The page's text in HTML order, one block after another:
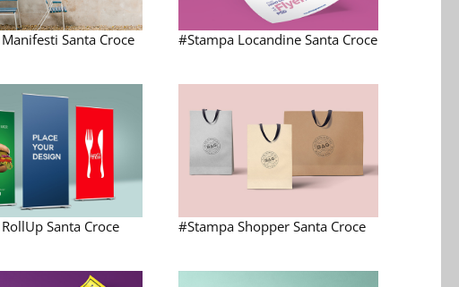
Santa Croce #Stampa Locandine Santa Croce
Santa Croce #Stampa Shopper Santa Croce